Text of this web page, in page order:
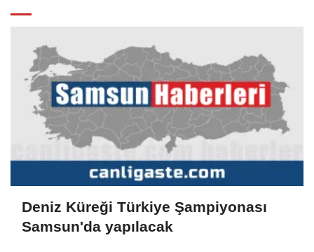
Deniz Küreği Türkiye Şampiyonası
Samsun'da yapılacak